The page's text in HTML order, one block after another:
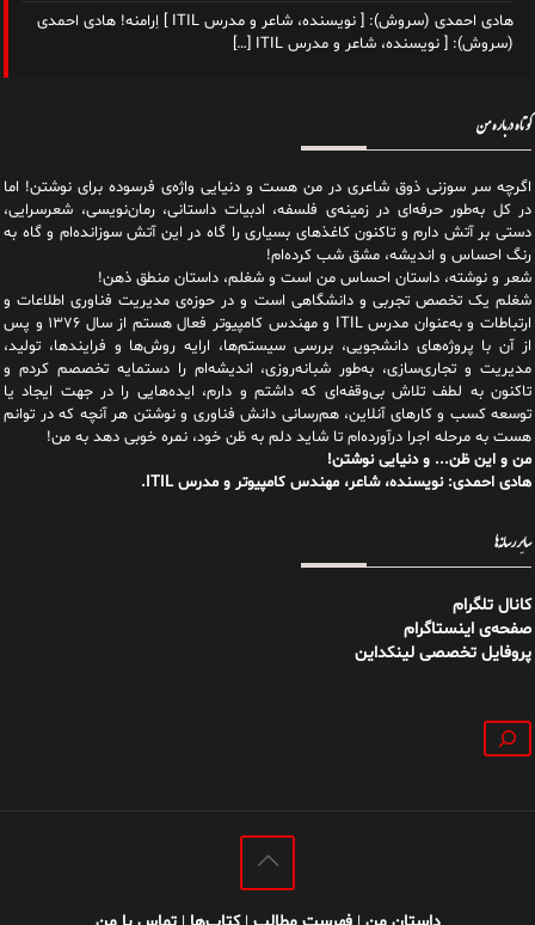
هادی احمدی (سروش): [ نویسنده، شاعر و مدرس ITIL ] اِرامنه! هادی احمدی
(سروش): [ نویسنده، شاعر و مدرس ITIL
[…]
کوتاه درباره من
اگرچه سر سوزنی ذوق شاعری در من هست و دنیایی واژه‌‌ی فرسوده برای نوشتن! اما
در کل به‌طور حرفه‌ای در زمینه‌ی فلسفه، ادبیات داستانی، رمان‌نویسی، شعرسرایی،
دستی بر آتش دارم و تاکنون کاغذهای بسیاری را گاه در این آتش سوزانده‌ام و گاه به
رنگ احساس و اندیشه، مشق شب کرده‌ام!
شعر و نوشته، داستان احساس من است و شغلم، داستان منطق ذهن!
شغلم یک تخصص تجربی و دانشگاهی است و در حوزه‌ی مدیریت فناوری اطلاعات و
ارتباطات و به‌عنوان مدرس ITIL و مهندس کامپیوتر فعال هستم از سال ۱۳۷۶ و پس
از آن با پروژه‌های دانشجویی، بررسی سیستم‌ها، ارایه روش‌ها و فرایندها، تولید،
مدیریت و تجاری‌سازی، به‌طور شبانه‌روزی، اندیشه‌ام را دستمایه تخصصم کردم و
تاکنون به لطف تلاش بی‌وقفه‌ای که داشتم و دارم، اید‌ه‌هایی را در جهت ایجاد یا
توسعه کسب و کارهای آنلاین، هم‌رسانی دانش فناوری و نوشتن هر آنچه که در توانم
هست به مرحله اجرا درآورده‌ام تا شاید دلم به ظن خود، نمره خوبی دهد به من!
من و این ظن... و دنیایی نوشتن!
هادی احمدی: نویسنده، شاعر، مهندس کامپیوتر و مدرس ITIL.
سایر رسانه‌ها
کانال تلگرام
صفحه‌ی اینستاگرام
پروفایل تخصصی لینکداین
جستجو